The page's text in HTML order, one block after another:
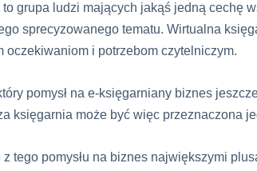
to grupa ludzi mających jakąś jedną cechę
sprecyzowanego tematu. Wirtualna
oczekiwaniom i potrzebom czytelniczym.
pomysł na e-księgarniany biznes
księgarnia może być więc przeznaczona
z tego pomysłu na biznes największymi